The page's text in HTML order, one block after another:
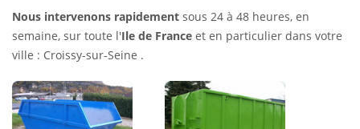
Nous intervenons rapidement sous 24 à 48 heures, en
semaine, sur toute l'Ile de France et en particulier dans votre
ville : Croissy-sur-Seine .